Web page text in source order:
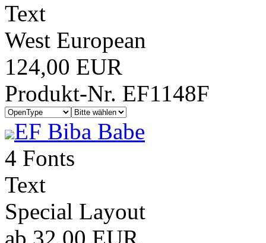
Text
West European
124,00 EUR
Produkt-Nr. EF1148F
EF Biba Babe
4 Fonts
Text
Special Layout